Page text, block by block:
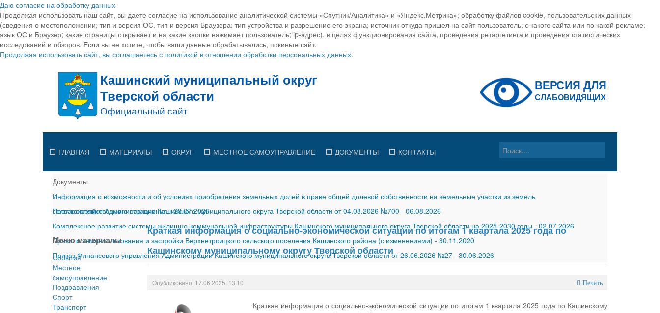
Даю согласие на обработку данных
Продолжая использовать наш сайт, вы даете согласие на использование аналитической системы «Спутник/Аналитика» и «Яндекс.Метрика»; обработку файлов cookie, пользовательских данных
(сведения о местоположении; тип и версия ОС, тип и версия Браузера; тип устройства и разрешение его экрана; источник откуда пришел на сайт пользователь; с какого сайта или по какой рекламе;
язык ОС и Браузер; какие страницы открывает и на какие кнопки нажимает пользователь; ip-адрес). в целях функционирования сайта, проведения ретаргетинга и проведения статистических
исследований и обзоров. Если вы не хотите, чтобы ваши данные обрабатывались, покиньте сайт.
Продолжая использовать сайт, вы соглашаетесь с политикой в отношении обработки персональных данных.
ГЛАВНАЯ МАТЕРИАЛЫ ОКРУГ МЕСТНОЕ САМОУПРАВЛЕНИЕ ДОКУМЕНТЫ КОНТАКТЫ
Документы
Информация о возможности и об условиях приобретения земельных долей в праве общей долевой собственности на земельные участки из земель
сельскохозяйственного назначения-29.07.2026
Постановление Администрации Кашинского муниципального округа Тверской области от 04.08.2026 №700 - 06.08.2026
Комплексное развитие системы жилищно-коммунальной инфраструктуры Кашинского муниципального округа Тверской области на 2025-2030 годы - 02.07.2026
Правила землепользования и застройки Верхнетроицкого сельского поселения Кашинского района (с изменениями) - 30.11.2020
Приказ Финансового управления Администрации Кашинского муниципального округа Тверской области от 26.06.2026 №27 - 30.06.2026
Меню материалы
События
Местное
cамоуправление
Поздравления
Спорт
Транспорт
Краткая информация о социально-экономической ситуации по итогам 1 квартала 2025 года по
Кашинскому муниципальному округу Тверской области
Опубликовано: 17.06.2025, 13:10 Печать
Краткая информация о социально-экономической ситуации по итогам 1 квартала 2025 года по Кашинскому